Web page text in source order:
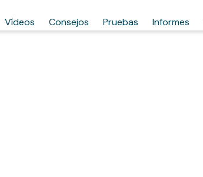
Vídeos Consejos Pruebas Informes